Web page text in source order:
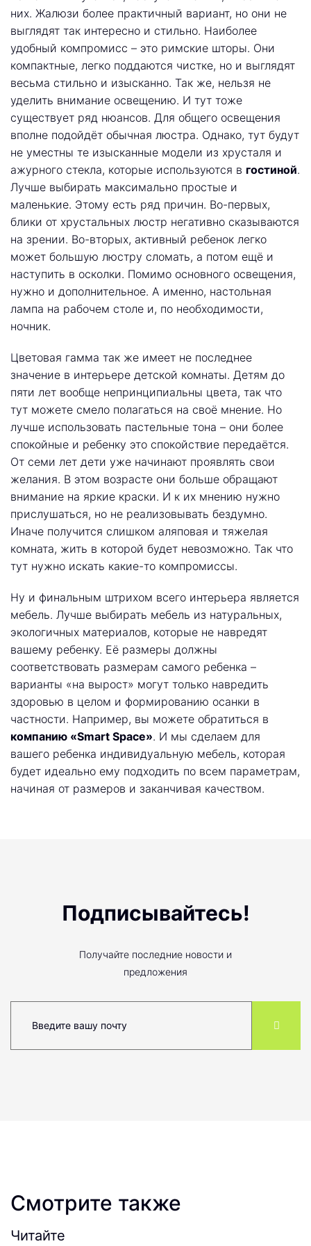
них. Жалюзи более практичный вариант, но они не
выглядят так интересно и стильно. Наиболее
удобный компромисс – это римские шторы. Они
компактные, легко поддаются чистке, но и выглядят
весьма стильно и изысканно. Так же, нельзя не
уделить внимание освещению. И тут тоже
существует ряд нюансов. Для общего освещения
вполне подойдёт обычная люстра. Однако, тут будут
не уместны те изысканные модели из хрусталя и
ажурного стекла, которые используются в гостиной.
Лучше выбирать максимально простые и
маленькие. Этому есть ряд причин. Во-первых,
блики от хрустальных люстр негативно сказываются
на зрении. Во-вторых, активный ребенок легко
может большую люстру сломать, а потом ещё и
наступить в осколки. Помимо основного освещения,
нужно и дополнительное. А именно, настольная
лампа на рабочем столе и, по необходимости,
ночник.
Цветовая гамма так же имеет не последнее
значение в интерьере детской комнаты. Детям до
пяти лет вообще непринципиальны цвета, так что
тут можете смело полагаться на своё мнение. Но
лучше использовать пастельные тона – они более
спокойные и ребенку это спокойствие передаётся.
От семи лет дети уже начинают проявлять свои
желания. В этом возрасте они больше обращают
внимание на яркие краски. И к их мнению нужно
прислушаться, но не реализовывать бездумно.
Иначе получится слишком аляповая и тяжелая
комната, жить в которой будет невозможно. Так что
тут нужно искать какие-то компромиссы.
Ну и финальным штрихом всего интерьера является
мебель. Лучше выбирать мебель из натуральных,
экологичных материалов, которые не навредят
вашему ребенку. Её размеры должны
соответствовать размерам самого ребенка –
варианты «на вырост» могут только навредить
здоровью в целом и формированию осанки в
частности. Например, вы можете обратиться в
компанию «Smart Space». И мы сделаем для
вашего ребенка индивидуальную мебель, которая
будет идеально ему подходить по всем параметрам,
начиная от размеров и заканчивая качеством.
Подписывайтесь!
Получайте последние новости и
предложения
Смотрите также
Читайте